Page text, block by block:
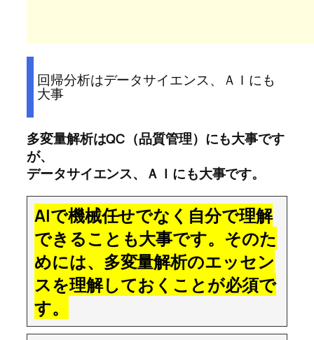
回帰分析はデータサイエンス、ＡＩにも
大事
多変量解析はQC（品質管理）にも大事です
が、
データサイエンス、ＡＩにも大事です。
AIで機械任せでなく自分で理解
できることも大事です。そのた
めには、多変量解析のエッセン
スを理解しておくことが必須で
す。